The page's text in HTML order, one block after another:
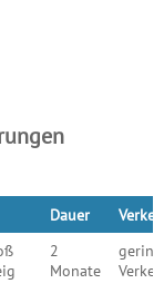
Dauer
2
Monate